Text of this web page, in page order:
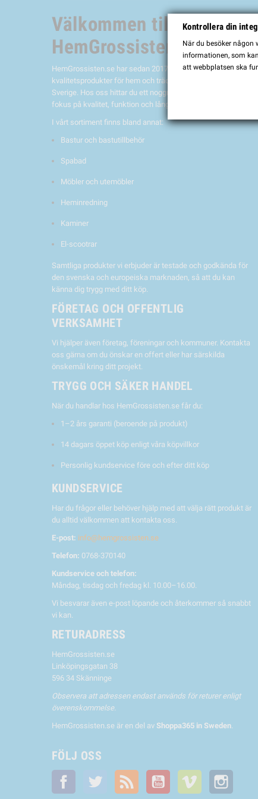
Välkommen till
HemGrossisten.se
HemGrossisten.se har sedan 2017 erbjudit
kvalitetsprodukter för hem och trädgård till kunder över hela
Sverige. Hos oss hittar du ett noggrant utvalt sortiment med
fokus på kvalitet, funktion och lång hållbarhet.
I vårt sortiment finns bland annat:
Bastur och bastutillbehör
Spabad
Möbler och utemöbler
Heminredning
Kaminer
El-scootrar
Samtliga produkter vi erbjuder är testade och godkända för
den svenska och europeiska marknaden, så att du kan
känna dig trygg med ditt köp.
FÖRETAG OCH OFFENTLIG
VERKSAMHET
Vi hjälper även företag, föreningar och kommuner. Kontakta
oss gärna om du önskar en offert eller har särskilda
önskemål kring ditt projekt.
TRYGG OCH SÄKER HANDEL
När du handlar hos HemGrossisten.se får du:
1–2 års garanti (beroende på produkt)
14 dagars öppet köp enligt våra köpvillkor
Personlig kundservice före och efter ditt köp
KUNDSERVICE
Har du frågor eller behöver hjälp med att välja rätt produkt är
du alltid välkommen att kontakta oss.
E-post: info@hemgrossisten.se
Telefon: 0768-370140
Kundservice och telefon:
Måndag, tisdag och fredag kl. 10.00–16.00.
Vi besvarar även e-post löpande och återkommer så snabbt
vi kan.
RETURADRESS
HemGrossisten.se
Linköpingsgatan 38
596 34 Skänninge
Observera att adressen endast används för returer enligt
överenskommelse.
HemGrossisten.se är en del av Shoppa365 in Sweden.
FÖLJ OSS
Facebook Twitter RSS YouTube Vimeo
Kontrollera din
När du besöker någon
informationen, som
att webbplatsen ska